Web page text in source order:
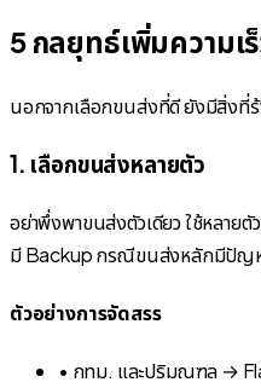
5 กลยุทธ์เพิ่มความเ
นอกจากเลือกขนส่งที่ดี ยังมีสิ่งที่ร้
1. เลือกขนส่งหลายตัว
อย่าพึ่งพาขนส่งตัวเดียว ใช้หลาย
มี Backup กรณีขนส่งหลักมีปัญ
ตัวอย่างการจัดสรร
• กทม. และปริมณฑล →